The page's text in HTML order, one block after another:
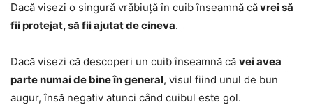
Dacă visezi o singură vrăbiuță în cuib înseamnă căvrei să
fii protejat, să fii ajutat de cineva.
Dacă visezi că descoperi un cuib înseamnă că vei avea
parte numai de bine în general, visul fiind unul de bun
augur, însă negativ atunci când cuibul este gol.